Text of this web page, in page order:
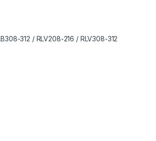
312 / RLV208-216 / RLV308-312